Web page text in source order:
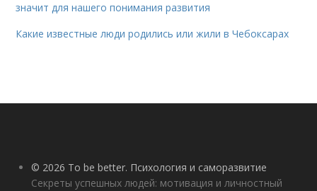
значит для нашего понимания развития
Какие известные люди родились или жили в Чебоксарах
© 2026 To be better. Психология и саморазвитие
Секреты успешных людей: мотивация и личностный